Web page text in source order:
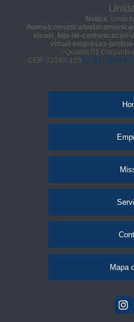
Notice:
/home/comunica/web/
visual_loja-de-comunicacao-
visual-empresas-
- Quadra 01 Conjunto
CEP: 72145-105
(61) 98664-
Mapa